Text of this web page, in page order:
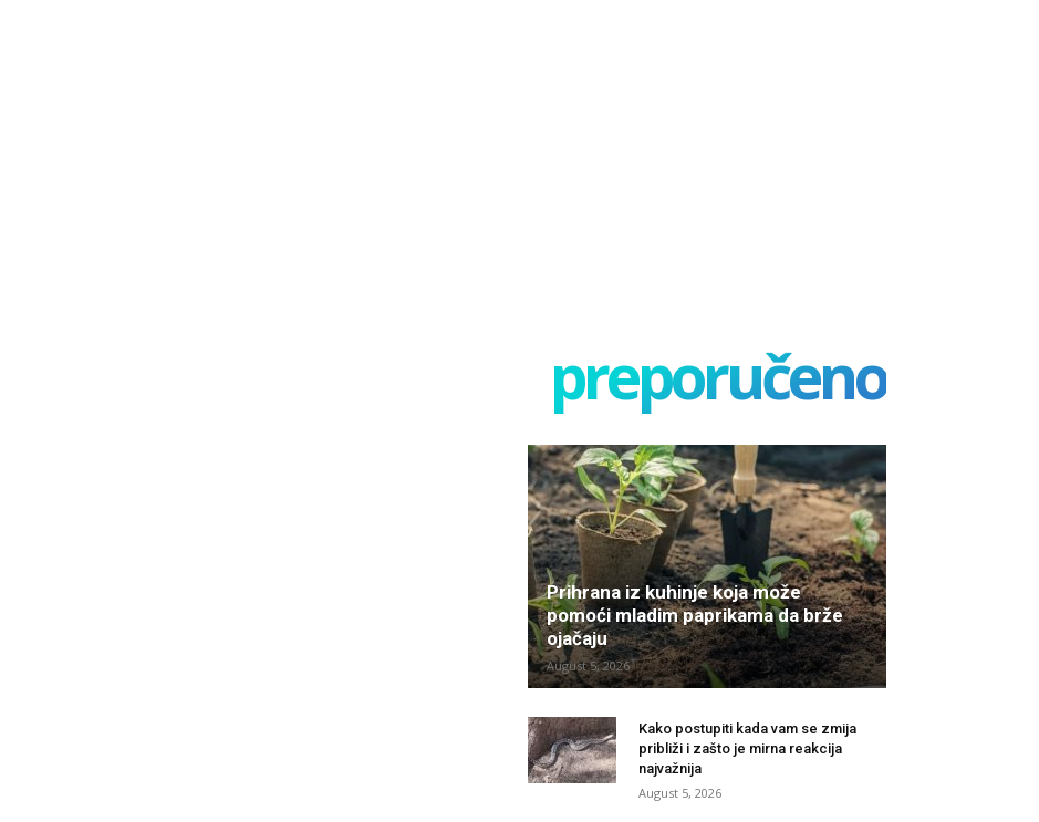
preporučeno
Prihrana iz kuhinje koja može
pomoći mladim paprikama da brže
ojačaju
August 5, 2026
Kako postupiti kada vam se zmija
približi i zašto je mirna reakcija
najvažnija
August 5, 2026